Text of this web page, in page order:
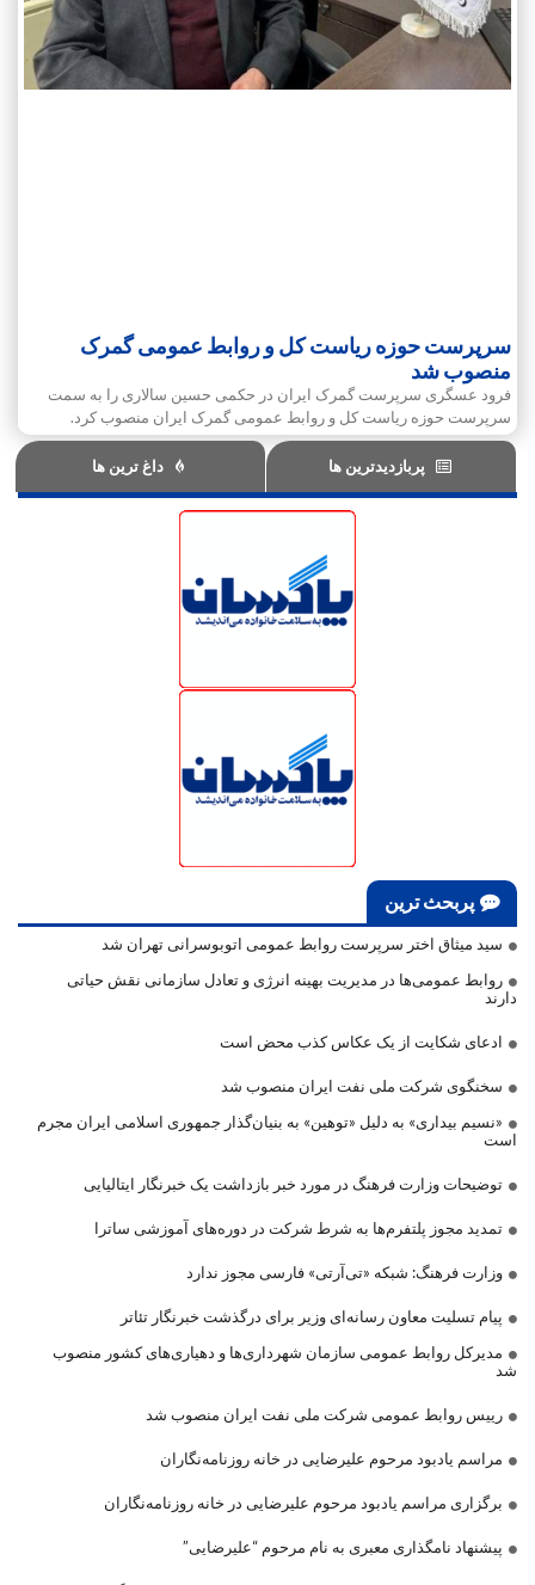
سرپرست حوزه ریاست کل و روابط عمومی گمرک
منصوب شد
فرود عسگری سرپرست گمرک ایران در حکمی حسین سالاری را به سمت
سرپرست حوزه ریاست کل و روابط‌ عمومی گمرک ایران منصوب کرد.
پربازدیدترین ها داغ ترین ها
پربحث ترین
سید میثاق اختر سرپرست روابط عمومی اتوبوسرانی تهران شد
روابط عمومی‌ها در مدیریت بهینه انرژی و تعادل سازمانی نقش حیاتی
دارند
ادعای شکایت از یک عکاس کذب محض است
سخنگوی شرکت ملی نفت ایران منصوب شد
«نسیم بیداری» به دلیل «توهین» به بنیان‌گذار جمهوری اسلامی ایران مجرم
است
توضیحات وزارت فرهنگ در مورد خبر بازداشت یک خبرنگار ایتالیایی
تمدید مجوز پلتفرم‌ها به شرط شرکت در دوره‌های آموزشی ساترا
وزارت فرهنگ: شبکه «تی‌آرتی» فارسی مجوز ندارد
پیام تسلیت معاون رسانه‌ای وزیر برای درگذشت خبرنگار تئاتر
مدیرکل روابط عمومی سازمان شهرداری‌ها و دهیاری‌های کشور منصوب
شد
رییس روابط عمومی شرکت ملی نفت ایران منصوب شد
مراسم یادبود مرحوم علیرضایی در خانه روزنامه‌نگاران
برگزاری مراسم یادبود مرحوم علیرضایی در خانه روزنامه‌نگاران
پیشنهاد نامگذاری معبری به نام مرحوم “علیرضایی”